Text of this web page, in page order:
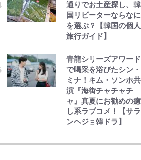
通りでお土産探し、韓
国リピーターならなに
を選ぶ？【韓国の個人
旅行ガイド】
青龍シリーズアワード
で喝采を浴びたシン・
ミナ！キム・ソンホ共
演『海街チャチャチ
ャ』真夏にお勧めの癒
し系ラブコメ！【サラ
ンヘジョ韓ドラ】